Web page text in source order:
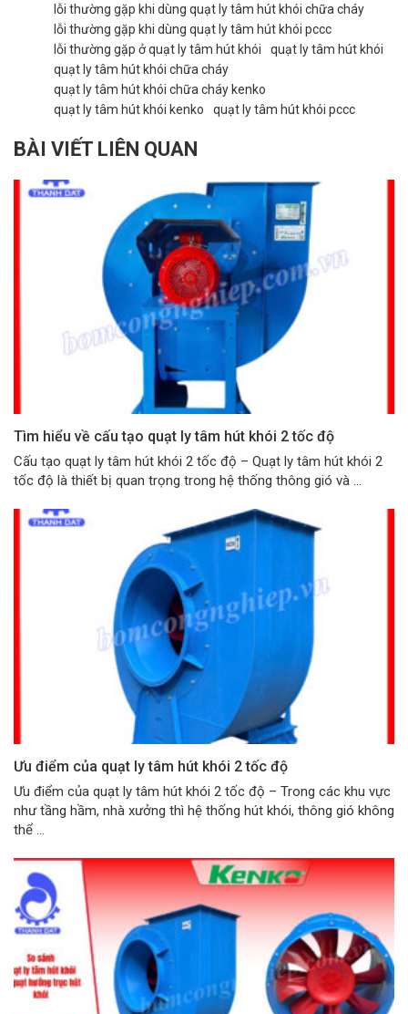
lỗi thường gặp khi dùng quạt ly tâm hút khói chữa cháy
lỗi thường gặp khi dùng quạt ly tâm hút khói pccc
lỗi thường gặp ở quạt ly tâm hút khói
quạt ly tâm hút khói
quạt ly tâm hút khói chữa cháy
quạt ly tâm hút khói chữa cháy kenko
quạt ly tâm hút khói kenko
quạt ly tâm hút khói pccc
BÀI VIẾT LIÊN QUAN
Tìm hiểu về cấu tạo quạt ly tâm hút khói 2 tốc độ
Cấu tạo quạt ly tâm hút khói 2 tốc độ – Quạt ly tâm hút khói 2
tốc độ là thiết bị quan trọng trong hệ thống thông gió và ...
Ưu điểm của quạt ly tâm hút khói 2 tốc độ
Ưu điểm của quạt ly tâm hút khói 2 tốc độ – Trong các khu vực
như tầng hầm, nhà xưởng thì hệ thống hút khói, thông gió không
thể ...